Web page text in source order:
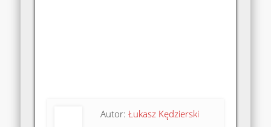
Autor:Łukasz Kędzierski